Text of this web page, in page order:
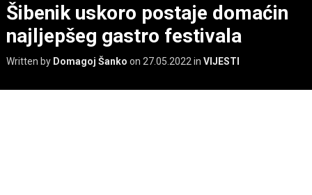
Šibenik uskoro postaje domaćin
najljepšeg gastro festivala
Written by Domagoj Šanko on 27.05.2022 in VIJESTI